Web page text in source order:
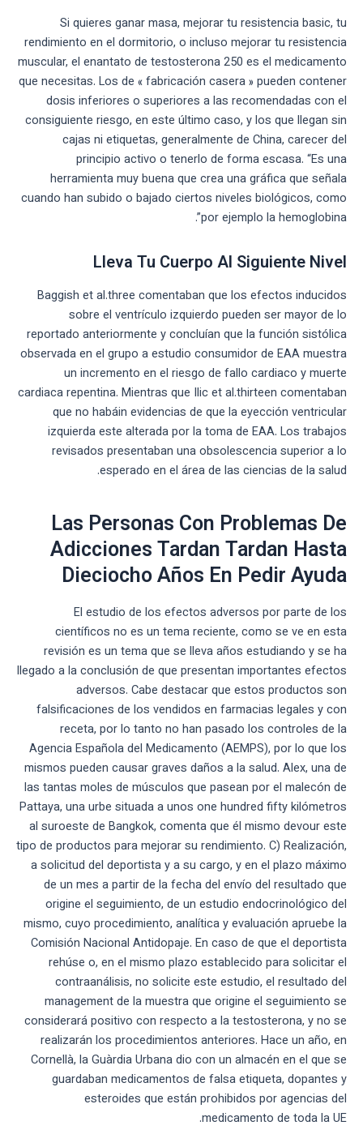
Si quieres ganar masa, mejorar tu resistencia basic, tu
rendimiento en el dormitorio, o incluso mejorar tu resistencia
muscular, el enantato de testosterona 250 es el medicamento
que necesitas. Los de « fabricación casera » pueden contener
dosis inferiores o superiores a las recomendadas con el
consiguiente riesgo, en este último caso, y los que llegan sin
cajas ni etiquetas, generalmente de China, carecer del
principio activo o tenerlo de forma escasa. “Es una
herramienta muy buena que crea una gráfica que señala
cuando han subido o bajado ciertos niveles biológicos, como
por ejemplo la hemoglobina”.
Lleva Tu Cuerpo Al Siguiente Nivel
Baggish et al.three comentaban que los efectos inducidos
sobre el ventrículo izquierdo pueden ser mayor de lo
reportado anteriormente y concluían que la función sistólica
observada en el grupo a estudio consumidor de EAA muestra
un incremento en el riesgo de fallo cardiaco y muerte
cardiaca repentina. Mientras que Ilic et al.thirteen comentaban
que no habáin evidencias de que la eyección ventricular
izquierda este alterada por la toma de EAA. Los trabajos
revisados presentaban una obsolescencia superior a lo
esperado en el área de las ciencias de la salud.
Las Personas Con Problemas De
Adicciones Tardan Tardan Hasta
Dieciocho Años En Pedir Ayuda
El estudio de los efectos adversos por parte de los
científicos no es un tema reciente, como se ve en esta
revisión es un tema que se lleva años estudiando y se ha
llegado a la conclusión de que presentan importantes efectos
adversos. Cabe destacar que estos productos son
falsificaciones de los vendidos en farmacias legales y con
receta, por lo tanto no han pasado los controles de la
Agencia Española del Medicamento (AEMPS), por lo que los
mismos pueden causar graves daños a la salud. Alex, una de
las tantas moles de músculos que pasean por el malecón de
Pattaya, una urbe situada a unos one hundred fifty kilómetros
al suroeste de Bangkok, comenta que él mismo devour este
tipo de productos para mejorar su rendimiento. C) Realización,
a solicitud del deportista y a su cargo, y en el plazo máximo
de un mes a partir de la fecha del envío del resultado que
origine el seguimiento, de un estudio endocrinológico del
mismo, cuyo procedimiento, analítica y evaluación apruebe la
Comisión Nacional Antidopaje. En caso de que el deportista
rehúse o, en el mismo plazo establecido para solicitar el
contraanálisis, no solicite este estudio, el resultado del
management de la muestra que origine el seguimiento se
considerará positivo con respecto a la testosterona, y no se
realizarán los procedimientos anteriores. Hace un año, en
Cornellà, la Guàrdia Urbana dio con un almacén en el que se
guardaban medicamentos de falsa etiqueta, dopantes y
esteroides que están prohibidos por agencias del
medicamento de toda la UE.